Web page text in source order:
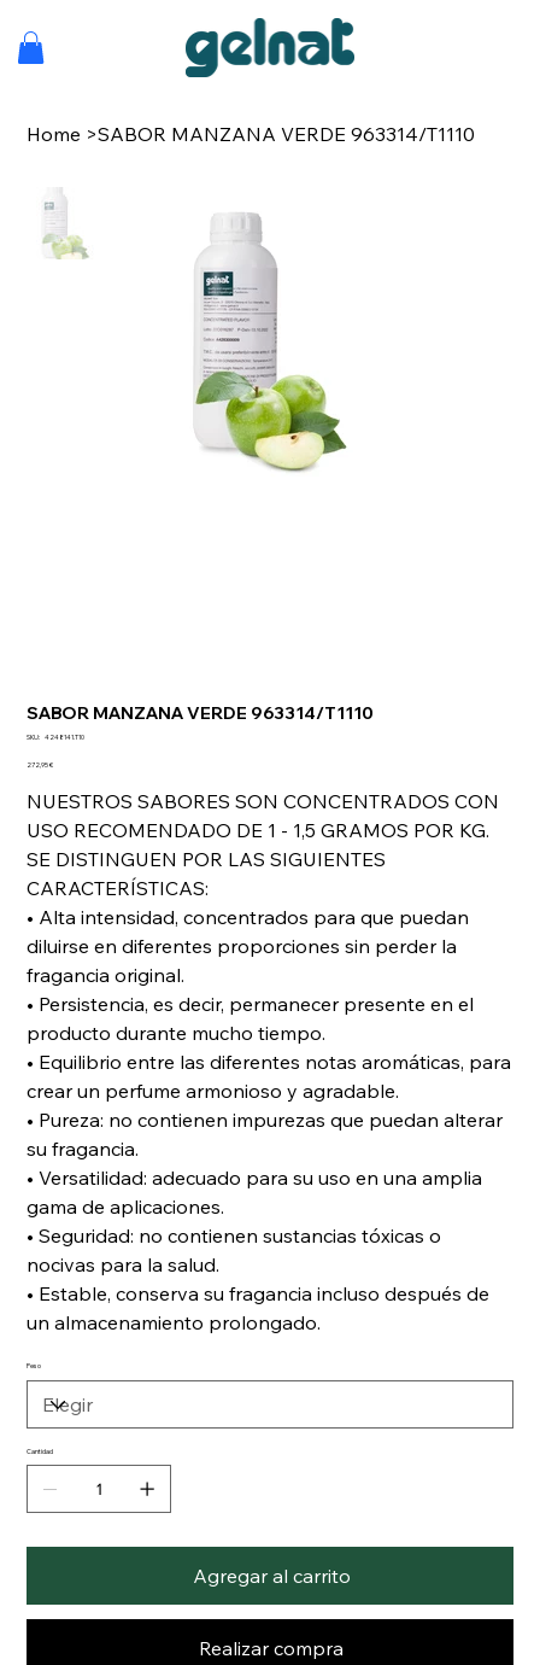
Home >SABOR MANZANA VERDE 963314/T1110
SABOR MANZANA VERDE 963314/T1110
SKU:
SKU
4248141.T10
Precio
272,95 €
NUESTROS SABORES SON CONCENTRADOS CON
USO RECOMENDADO DE 1 - 1,5 GRAMOS POR KG.
SE DISTINGUEN POR LAS SIGUIENTES
CARACTERÍSTICAS:
• Alta intensidad, concentrados para que puedan
diluirse en diferentes proporciones sin perder la
fragancia original.
• Persistencia, es decir, permanecer presente en el
producto durante mucho tiempo.
• Equilibrio entre las diferentes notas aromáticas, para
crear un perfume armonioso y agradable.
• Pureza: no contienen impurezas que puedan alterar
su fragancia.
• Versatilidad: adecuado para su uso en una amplia
gama de aplicaciones.
• Seguridad: no contienen sustancias tóxicas o
nocivas para la salud.
• Estable, conserva su fragancia incluso después de
un almacenamiento prolongado.
Peso
Cantidad
Agregar al carrito
Realizar compra